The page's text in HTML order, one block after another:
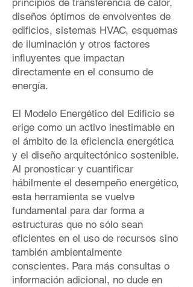
principios de transferencia de calor,
diseños óptimos de envolventes de
edificios, sistemas HVAC, esquemas
de iluminación y otros factores
influyentes que impactan
directamente en el consumo de
energía.
El Modelo Energético del Edificio se
erige como un activo inestimable en
el ámbito de la eficiencia energética
y el diseño arquitectónico sostenible.
Al pronosticar y cuantificar
hábilmente el desempeño energético,
esta herramienta se vuelve
fundamental para dar forma a
estructuras que no sólo sean
eficientes en el uso de recursos sino
también ambientalmente
conscientes. Para más consultas o
información adicional, no dude en